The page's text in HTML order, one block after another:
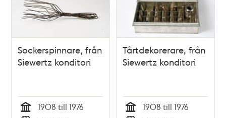
Sockerspinnare, från
Siewertz konditori
1908 till 1976
Tårtdekorerare, från
Siewertz konditori
1908 till 1976